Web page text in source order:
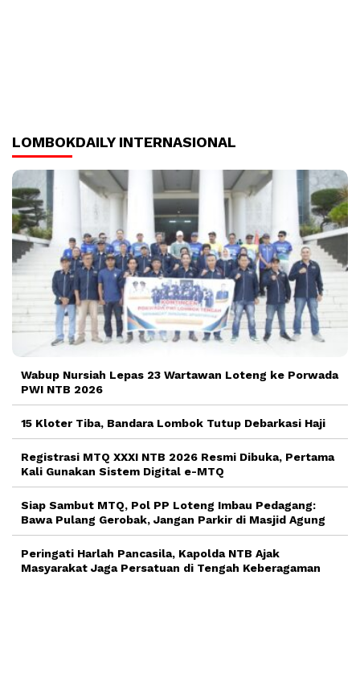
LOMBOKDAILY INTERNASIONAL
Wabup Nursiah Lepas 23 Wartawan Loteng ke Porwada
PWI NTB 2026
15 Kloter Tiba, Bandara Lombok Tutup Debarkasi Haji
Registrasi MTQ XXXI NTB 2026 Resmi Dibuka, Pertama
Kali Gunakan Sistem Digital e-MTQ
Siap Sambut MTQ, Pol PP Loteng Imbau Pedagang:
Bawa Pulang Gerobak, Jangan Parkir di Masjid Agung
Peringati Harlah Pancasila, Kapolda NTB Ajak
Masyarakat Jaga Persatuan di Tengah Keberagaman